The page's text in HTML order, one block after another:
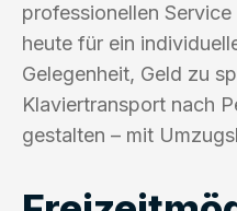
professionellen
heute für ein
Gelegenheit, Geld zu
Klaviertransport nach
gestalten – mit